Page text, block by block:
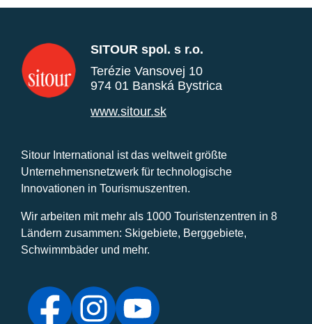
SITOUR spol. s r.o.
Terézie Vansovej 10
974 01 Banská Bystrica
www.sitour.sk
Sitour International ist das weltweit größte
Unternehmensnetzwerk für technologische
Innovationen in Tourismuszentren.
Wir arbeiten mit mehr als 1000 Touristenzentren in 8
Ländern zusammen: Skigebiete, Berggebiete,
Schwimmbäder und mehr.